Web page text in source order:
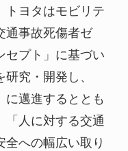
トヨタはモビリテ
通事故死傷者ゼ
セプト」に基づい
究・開発し、
に邁進するととも
「人に対する交通
への幅広い取り